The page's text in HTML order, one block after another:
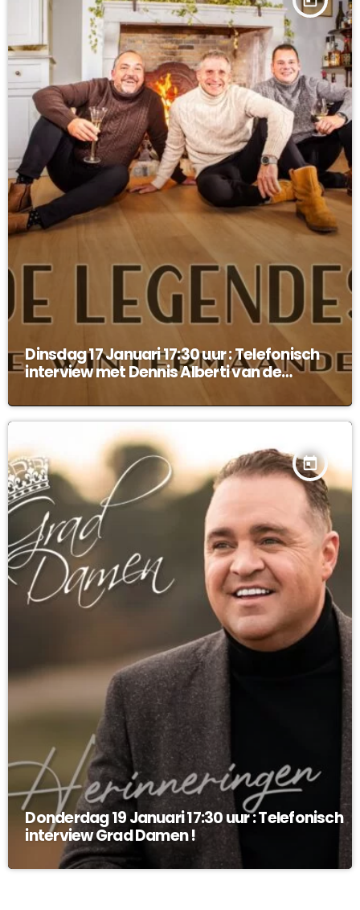
Dinsdag 17 Januari 17:30 uur : Telefonisch
interview met Dennis Alberti van de
today
Donderdag 19 Januari 17:30 uur : Telefonisch
interview Grad Damen !